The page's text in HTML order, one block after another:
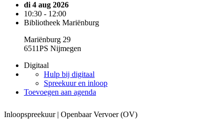
di 4 aug 2026
10:30 - 12:00
Bibliotheek Mariënburg
Mariënburg 29
6511PS Nijmegen
Digitaal
Hulp bij digitaal
Spreekuur en inloop
Toevoegen aan agenda
Inloopspreekuur | Openbaar Vervoer (OV)